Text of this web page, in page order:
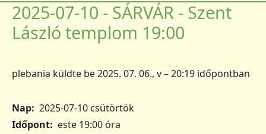
2025-07-10 - SÁRVÁR - Szent
László templom 19:00
plebania küldte be2025. 07. 06., v – 20:19 időpontban
Nap 2025-07-10 csütörtök
Időpont
este 19:00 óra